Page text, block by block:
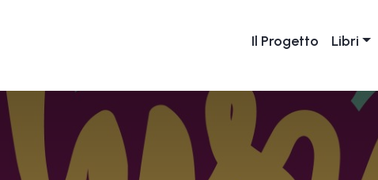
Il Progetto Libri